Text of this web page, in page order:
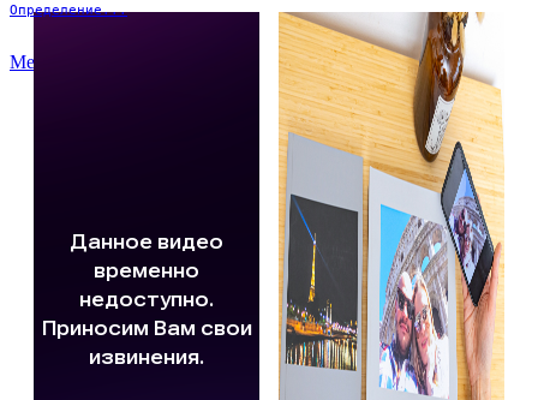
Определение...
Меню